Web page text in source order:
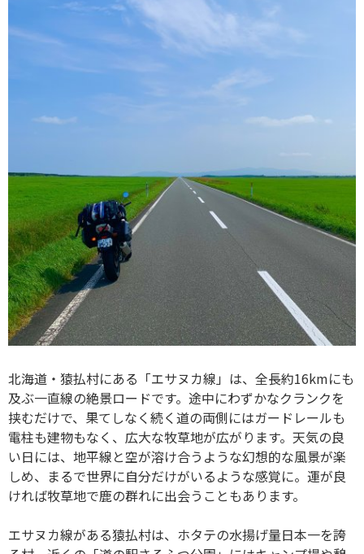
北海道・猿払村にある「エサヌカ線」は、全長約16kmにも
及ぶ一直線の絶景ロードです。途中にわずかなクランクを
挟むだけで、果てしなく続く道の両側にはガードレールも
電柱も建物もなく、広大な牧草地が広がります。天気の良
い日には、地平線と空が溶け合うような幻想的な風景が楽
しめ、まるで世界に自分だけがいるような感覚に。運が良
ければ牧草地で鹿の群れに出会うこともあります。
エサヌカ線がある猿払村は、ホタテの水揚げ量日本一を誇